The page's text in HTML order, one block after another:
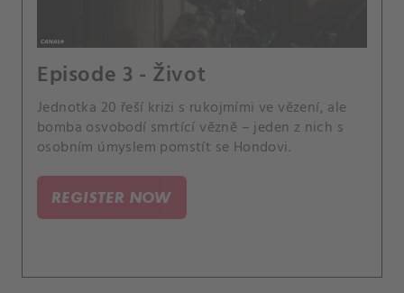
Episode 3 - Život
Jednotka 20 řeší krizi s rukojmími ve vězení, ale
bomba osvobodí smrtící vězně – jeden z nich s
osobním úmyslem pomstít se Hondovi.
REGISTER NOW